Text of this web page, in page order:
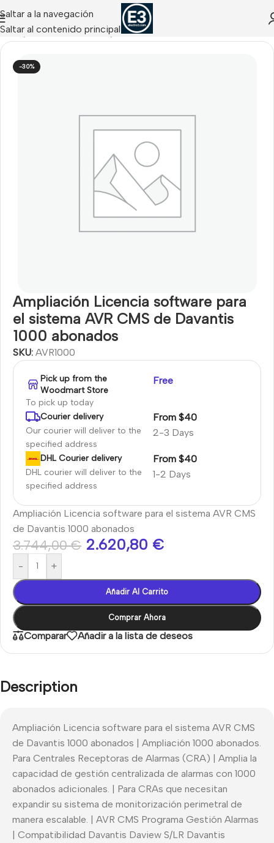
Saltar a la navegación
Saltar al contenido principal
Inicio ANALITICA VIDEO/Davantis
-30%
Ampliación Licencia software para
el sistema AVR CMS de Davantis
1000 abonados
SKU: AVR1000
Pick up from the
Woodmart Store
To pick up today
Free
Courier delivery
Our courier will deliver to the
specified address
2-3 Days
From $40
DHL Courier delivery
DHL courier will deliver to the
specified address
1-2 Days
From $40
Ampliación Licencia software para el sistema AVR CMS
de Davantis 1000 abonados
3.744,00€ 2.620,80 €
- +
Añadir Al Carrito
Comprar Ahora
Comparar Añadir a la lista de deseos
Description
Ampliación Licencia software para el sistema AVR CMS
de Davantis 1000 abonados | Ampliación 1000 abonados.
Para Centrales Receptoras de Alarmas (CRA) | Amplia la
capacidad de gestión centralizada de alarmas con 1000
abonados adicionales. | Para CRAs que necesitan
expandir su sistema de monitorización perimetral de
manera escalable. | AVR CMS Programa Gestión Alarmas
| Compatibilidad Davantis Daview S/LR Davantis